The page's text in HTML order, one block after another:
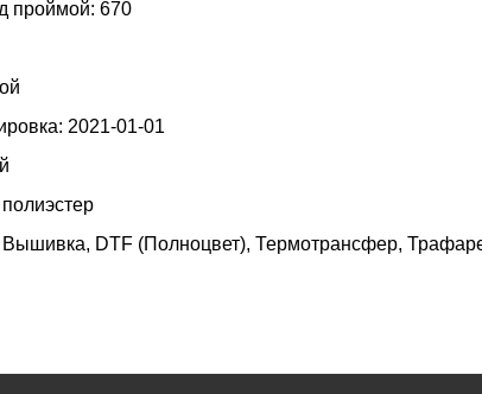
проймой: 670
2021-01-01
DTF (Полноцвет), Термотрансфер,